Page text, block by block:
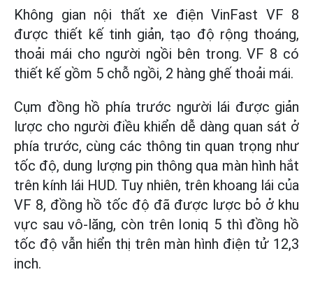
Không gian nội thất xe điện VinFast VF 8
được thiết kế tinh giản, tạo độ rộng thoáng,
thoải mái cho người ngồi bên trong. VF 8 có
thiết kế gồm 5 chỗ ngồi, 2 hàng ghế thoải mái.
Cụm đồng hồ phía trước người lái được giản
lược cho người điều khiển dễ dàng quan sát ở
phía trước, cùng các thông tin quan trọng như
tốc độ, dung lượng pin thông qua màn hình hắt
trên kính lái HUD. Tuy nhiên, trên khoang lái của
VF 8, đồng hồ tốc độ đã được lược bỏ ở khu
vực sau vô-lăng, còn trên Ioniq 5 thì đồng hồ
tốc độ vẫn hiển thị trên màn hình điện tử 12,3
inch.